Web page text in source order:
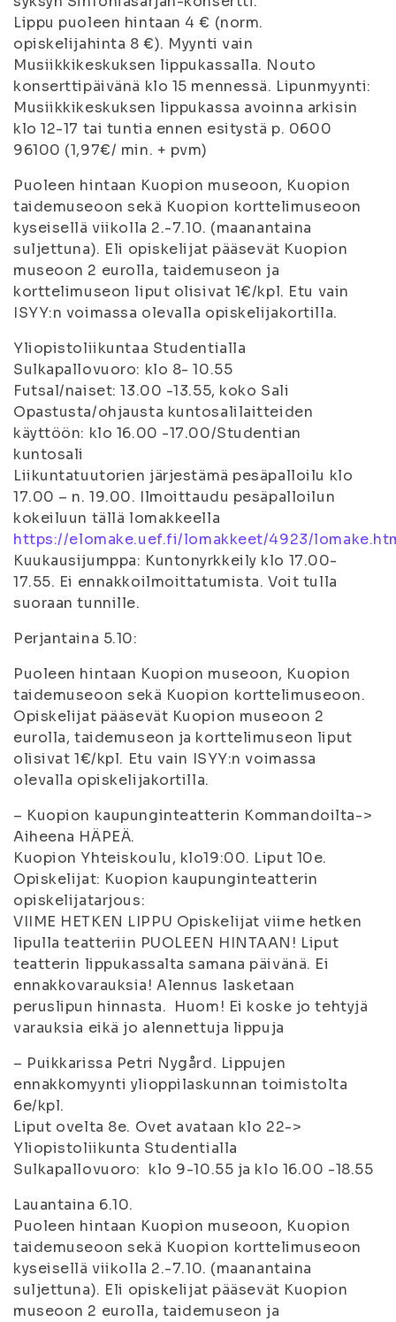
Lippu puoleen hintaan 4 € (norm.
opiskelijahinta 8 €). Myynti vain
Musiikkikeskuksen lippukassalla. Nouto
konserttipäivänä klo 15 mennessä. Lipunmyynti:
Musiikkikeskuksen lippukassa avoinna arkisin
klo 12-17 tai tuntia ennen esitystä p. 0600
96100 (1,97€/ min. + pvm)
Puoleen hintaan Kuopion museoon, Kuopion
taidemuseoon sekä Kuopion korttelimuseoon
kyseisellä viikolla 2.-7.10. (maanantaina
suljettuna). Eli opiskelijat pääsevät Kuopion
museoon 2 eurolla, taidemuseon ja
korttelimuseon liput olisivat 1€/kpl. Etu vain
ISYY:n voimassa olevalla opiskelijakortilla.
Yliopistoliikuntaa Studentialla
Sulkapallovuoro: klo 8- 10.55
Futsal/naiset: 13.00 -13.55, koko Sali
Opastusta/ohjausta kuntosalilaitteiden
käyttöön: klo 16.00 -17.00/Studentian
kuntosali
Liikuntatuutorien järjestämä pesäpalloilu klo
17.00 – n. 19.00. Ilmoittaudu pesäpalloilun
kokeiluun tällä lomakkeella
https://elomake.uef.fi/lomakkeet/4923/
Kuukausijumppa: Kuntonyrkkeily klo 17.00-
17.55. Ei ennakkoilmoittatumista. Voit tulla
suoraan tunnille.
Perjantaina 5.10:
Puoleen hintaan Kuopion museoon, Kuopion
taidemuseoon sekä Kuopion korttelimuseoon.
Opiskelijat pääsevät Kuopion museoon 2
eurolla, taidemuseon ja korttelimuseon liput
olisivat 1€/kpl. Etu vain ISYY:n voimassa
olevalla opiskelijakortilla.
– Kuopion kaupunginteatterin Kommandoilta->
Aiheena HÄPEÄ.
Kuopion Yhteiskoulu, klo19:00. Liput 10e.
Opiskelijat: Kuopion kaupunginteatterin
opiskelijatarjous:
VIIME HETKEN LIPPU Opiskelijat viime hetken
lipulla teatteriin PUOLEEN HINTAAN! Liput
teatterin lippukassalta samana päivänä. Ei
ennakkovarauksia! Alennus lasketaan
peruslipun hinnasta. Huom! Ei koske jo tehtyjä
varauksia eikä jo alennettuja lippuja
– Puikkarissa Petri Nygård. Lippujen
ennakkomyynti ylioppilaskunnan toimistolta
6e/kpl.
Liput ovelta 8e. Ovet avataan klo 22->
Yliopistoliikunta Studentialla
Sulkapallovuoro: klo 9-10.55 ja klo 16.00 -18.55
Lauantaina 6.10.
Puoleen hintaan Kuopion museoon, Kuopion
taidemuseoon sekä Kuopion korttelimuseoon
kyseisellä viikolla 2.-7.10. (maanantaina
suljettuna). Eli opiskelijat pääsevät Kuopion
museoon 2 eurolla, taidemuseon ja